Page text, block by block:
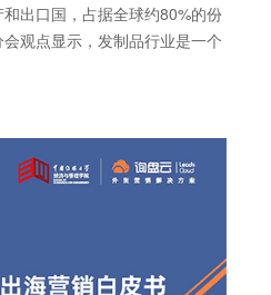
出口国，占据全球约80%的份
观点显示，发制品行业是一个